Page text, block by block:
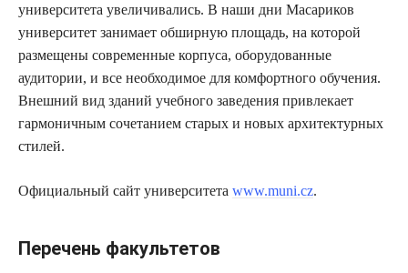
университета увеличивались. В наши дни Масариков
университет занимает обширную площадь, на которой
размещены современные корпуса, оборудованные
аудитории, и все необходимое для комфортного обучения.
Внешний вид зданий учебного заведения привлекает
гармоничным сочетанием старых и новых архитектурных
стилей.
Официальный сайт университета www.muni.cz.
Перечень факультетов